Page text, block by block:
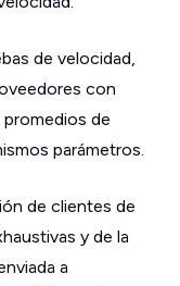
de velocidad,
con
de
parámetros.
de clientes de
y de la
a